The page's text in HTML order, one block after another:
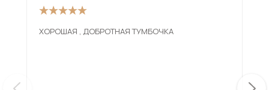
ХОРОШАЯ , ДОБРОТНАЯ ТУМБОЧКА